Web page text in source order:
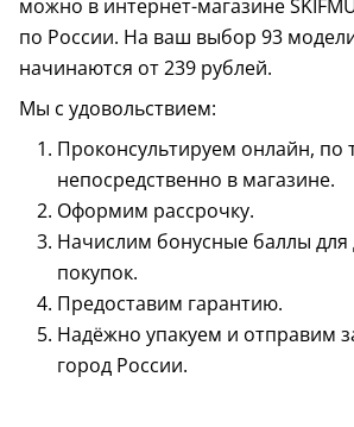
США
можно в интернет-магазине
по России. На ваш выбор 93
начинаются от 239 рублей.
Мы с удовольствием:
Проконсультируем онлайн, по
непосредственно в магазине.
Оформим рассрочку.
Начислим бонусные баллы
покупок.
Предоставим гарантию.
Надёжно упакуем и отправим
город России.